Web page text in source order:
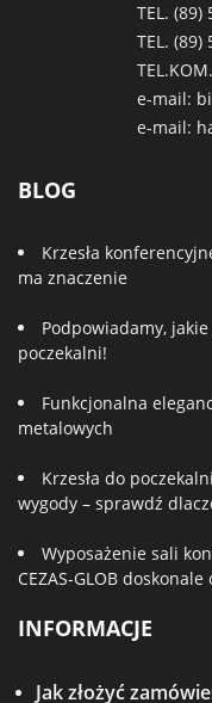
TEL. (89)
TEL. (89)
TEL.KOM.
e-mail:
e-mail:
BLOG
Krzesła
ma znaczenie
Podpowiadamy,
poczekalni!
Funkcjonalna
metalowych
Krzesła do
wygody – sprawdź
Wyposażenie sali
CEZAS-GLOB
INFORMACJE
Jak złożyć